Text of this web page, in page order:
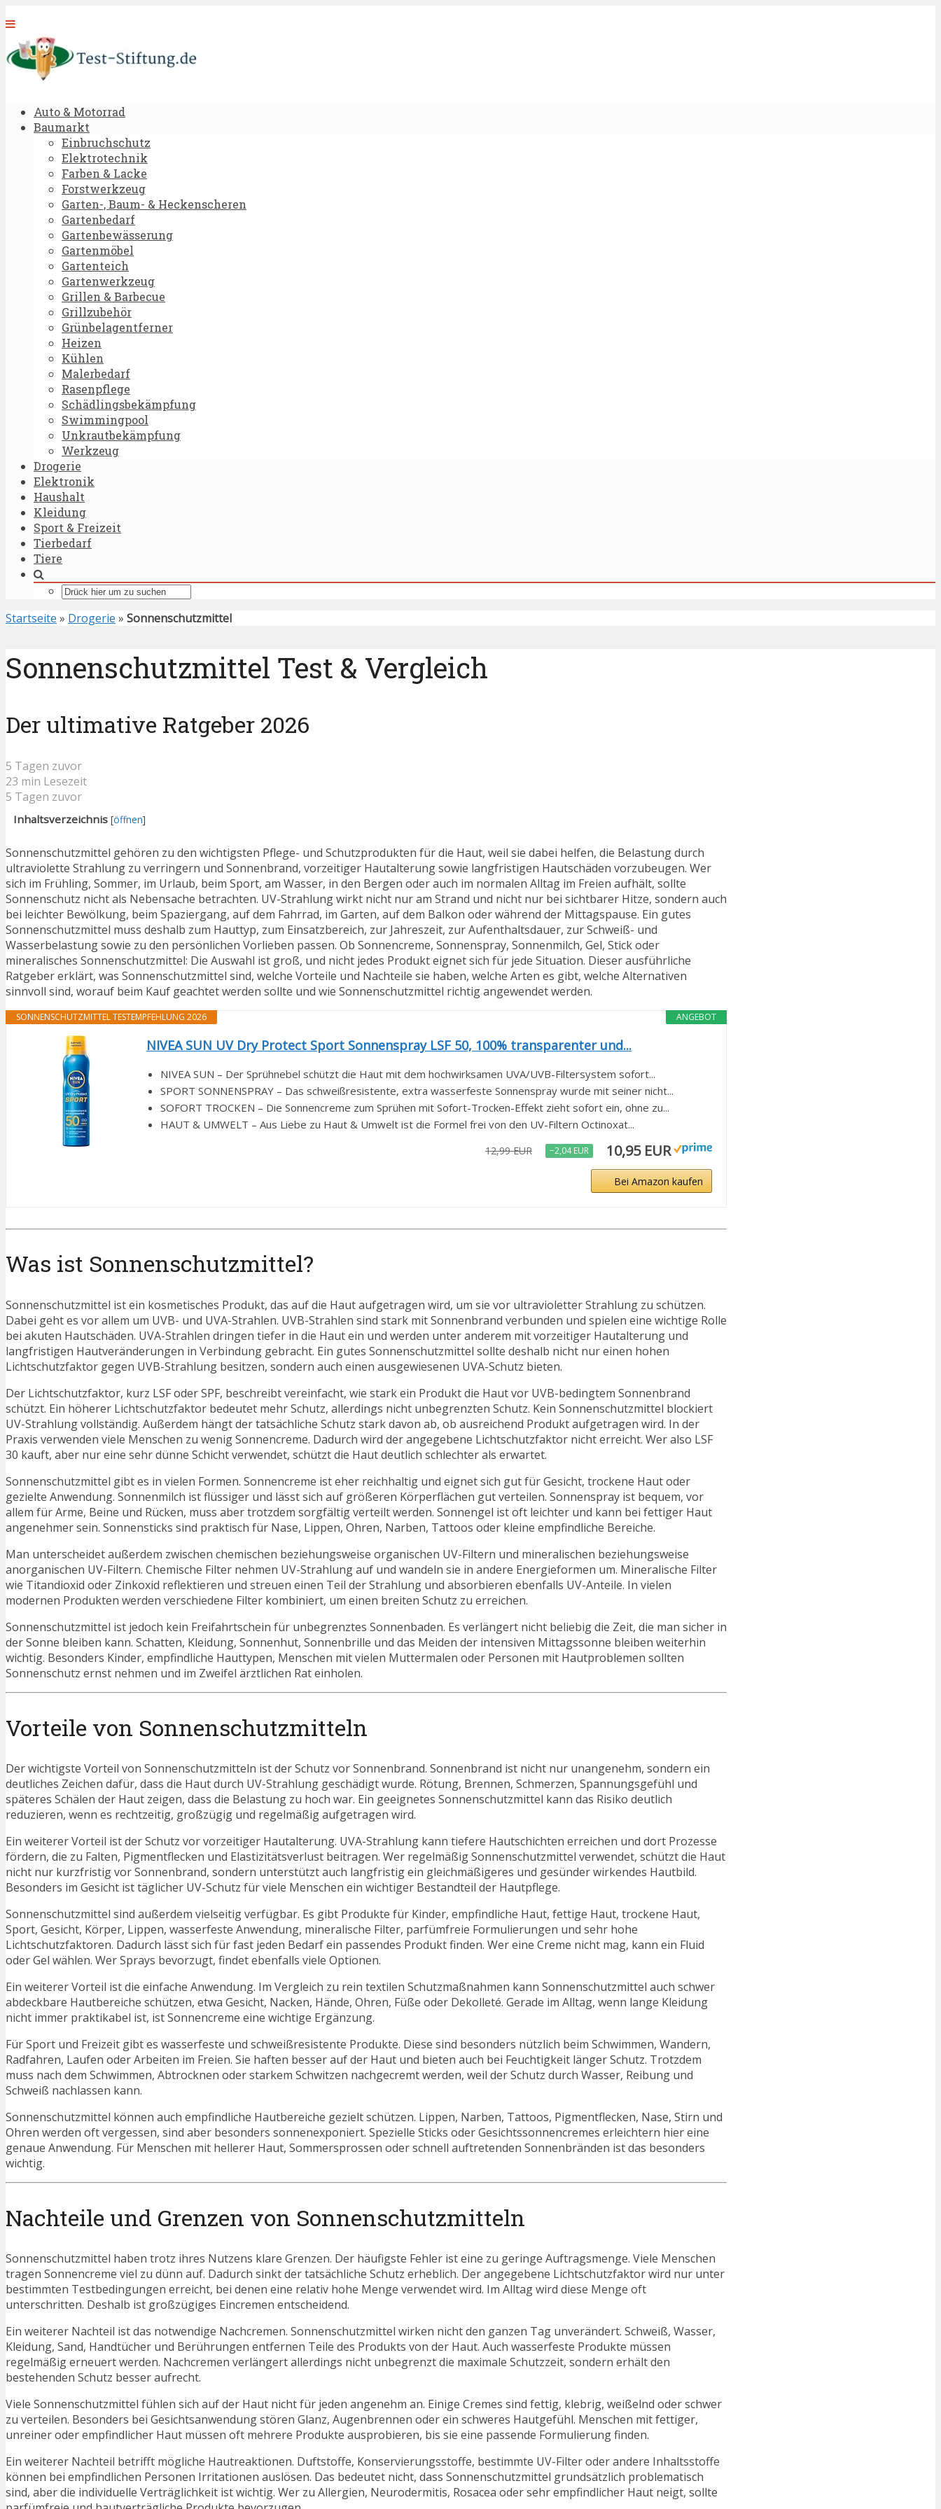
Auto & Motorrad
Baumarkt
Einbruchschutz
Elektrotechnik
Farben & Lacke
Forstwerkzeug
Garten-, Baum- & Heckenscheren
Gartenbedarf
Gartenbewässerung
Gartenmöbel
Gartenteich
Gartenwerkzeug
Grillen & Barbecue
Grillzubehör
Grünbelagentferner
Heizen
Kühlen
Malerbedarf
Rasenpflege
Schädlingsbekämpfung
Swimmingpool
Unkrautbekämpfung
Werkzeug
Drogerie
Elektronik
Haushalt
Kleidung
Sport & Freizeit
Tierbedarf
Tiere
Startseite » Drogerie » Sonnenschutzmittel
Sonnenschutzmittel Test & Vergleich
Der ultimative Ratgeber 2026
5 Tagen zuvor
23 min Lesezeit
5 Tagen zuvor
Inhaltsverzeichnis [öffnen]
Sonnenschutzmittel gehören zu den wichtigsten Pflege- und Schutzprodukten für die Haut, weil sie dabei helfen, die Belastung durch
ultraviolette Strahlung zu verringern und Sonnenbrand, vorzeitiger Hautalterung sowie langfristigen Hautschäden vorzubeugen. Wer
sich im Frühling, Sommer, im Urlaub, beim Sport, am Wasser, in den Bergen oder auch im normalen Alltag im Freien aufhält, sollte
Sonnenschutz nicht als Nebensache betrachten. UV-Strahlung wirkt nicht nur am Strand und nicht nur bei sichtbarer Hitze, sondern auch
bei leichter Bewölkung, beim Spaziergang, auf dem Fahrrad, im Garten, auf dem Balkon oder während der Mittagspause. Ein gutes
Sonnenschutzmittel muss deshalb zum Hauttyp, zum Einsatzbereich, zur Jahreszeit, zur Aufenthaltsdauer, zur Schweiß- und
Wasserbelastung sowie zu den persönlichen Vorlieben passen. Ob Sonnencreme, Sonnenspray, Sonnenmilch, Gel, Stick oder
mineralisches Sonnenschutzmittel: Die Auswahl ist groß, und nicht jedes Produkt eignet sich für jede Situation. Dieser ausführliche
Ratgeber erklärt, was Sonnenschutzmittel sind, welche Vorteile und Nachteile sie haben, welche Arten es gibt, welche Alternativen
sinnvoll sind, worauf beim Kauf geachtet werden sollte und wie Sonnenschutzmittel richtig angewendet werden.
ANGEBOT
SONNENSCHUTZMITTEL TESTEMPFEHLUNG 2026
NIVEA SUN UV Dry Protect Sport Sonnenspray LSF 50, 100% transparenter und...
NIVEA SUN – Der Sprühnebel schützt die Haut mit dem hochwirksamen UVA/UVB-Filtersystem sofort...
SPORT SONNENSPRAY – Das schweißresistente, extra wasserfeste Sonnenspray wurde mit seiner nicht...
SOFORT TROCKEN – Die Sonnencreme zum Sprühen mit Sofort-Trocken-Effekt zieht sofort ein, ohne zu...
HAUT & UMWELT – Aus Liebe zu Haut & Umwelt ist die Formel frei von den UV-Filtern Octinoxat...
12,99 EUR −2,04 EUR 10,95 EUR
Bei Amazon kaufen
Was ist Sonnenschutzmittel?
Sonnenschutzmittel ist ein kosmetisches Produkt, das auf die Haut aufgetragen wird, um sie vor ultravioletter Strahlung zu schützen.
Dabei geht es vor allem um UVB- und UVA-Strahlen. UVB-Strahlen sind stark mit Sonnenbrand verbunden und spielen eine wichtige Rolle
bei akuten Hautschäden. UVA-Strahlen dringen tiefer in die Haut ein und werden unter anderem mit vorzeitiger Hautalterung und
langfristigen Hautveränderungen in Verbindung gebracht. Ein gutes Sonnenschutzmittel sollte deshalb nicht nur einen hohen
Lichtschutzfaktor gegen UVB-Strahlung besitzen, sondern auch einen ausgewiesenen UVA-Schutz bieten.
Der Lichtschutzfaktor, kurz LSF oder SPF, beschreibt vereinfacht, wie stark ein Produkt die Haut vor UVB-bedingtem Sonnenbrand
schützt. Ein höherer Lichtschutzfaktor bedeutet mehr Schutz, allerdings nicht unbegrenzten Schutz. Kein Sonnenschutzmittel blockiert
UV-Strahlung vollständig. Außerdem hängt der tatsächliche Schutz stark davon ab, ob ausreichend Produkt aufgetragen wird. In der
Praxis verwenden viele Menschen zu wenig Sonnencreme. Dadurch wird der angegebene Lichtschutzfaktor nicht erreicht. Wer also LSF
30 kauft, aber nur eine sehr dünne Schicht verwendet, schützt die Haut deutlich schlechter als erwartet.
Sonnenschutzmittel gibt es in vielen Formen. Sonnencreme ist eher reichhaltig und eignet sich gut für Gesicht, trockene Haut oder
gezielte Anwendung. Sonnenmilch ist flüssiger und lässt sich auf größeren Körperflächen gut verteilen. Sonnenspray ist bequem, vor
allem für Arme, Beine und Rücken, muss aber trotzdem sorgfältig verteilt werden. Sonnengel ist oft leichter und kann bei fettiger Haut
angenehmer sein. Sonnensticks sind praktisch für Nase, Lippen, Ohren, Narben, Tattoos oder kleine empfindliche Bereiche.
Man unterscheidet außerdem zwischen chemischen beziehungsweise organischen UV-Filtern und mineralischen beziehungsweise
anorganischen UV-Filtern. Chemische Filter nehmen UV-Strahlung auf und wandeln sie in andere Energieformen um. Mineralische Filter
wie Titandioxid oder Zinkoxid reflektieren und streuen einen Teil der Strahlung und absorbieren ebenfalls UV-Anteile. In vielen
modernen Produkten werden verschiedene Filter kombiniert, um einen breiten Schutz zu erreichen.
Sonnenschutzmittel ist jedoch kein Freifahrtschein für unbegrenztes Sonnenbaden. Es verlängert nicht beliebig die Zeit, die man sicher in
der Sonne bleiben kann. Schatten, Kleidung, Sonnenhut, Sonnenbrille und das Meiden der intensiven Mittagssonne bleiben weiterhin
wichtig. Besonders Kinder, empfindliche Hauttypen, Menschen mit vielen Muttermalen oder Personen mit Hautproblemen sollten
Sonnenschutz ernst nehmen und im Zweifel ärztlichen Rat einholen.
Vorteile von Sonnenschutzmitteln
Der wichtigste Vorteil von Sonnenschutzmitteln ist der Schutz vor Sonnenbrand. Sonnenbrand ist nicht nur unangenehm, sondern ein
deutliches Zeichen dafür, dass die Haut durch UV-Strahlung geschädigt wurde. Rötung, Brennen, Schmerzen, Spannungsgefühl und
späteres Schälen der Haut zeigen, dass die Belastung zu hoch war. Ein geeignetes Sonnenschutzmittel kann das Risiko deutlich
reduzieren, wenn es rechtzeitig, großzügig und regelmäßig aufgetragen wird.
Ein weiterer Vorteil ist der Schutz vor vorzeitiger Hautalterung. UVA-Strahlung kann tiefere Hautschichten erreichen und dort Prozesse
fördern, die zu Falten, Pigmentflecken und Elastizitätsverlust beitragen. Wer regelmäßig Sonnenschutzmittel verwendet, schützt die Haut
nicht nur kurzfristig vor Sonnenbrand, sondern unterstützt auch langfristig ein gleichmäßigeres und gesünder wirkendes Hautbild.
Besonders im Gesicht ist täglicher UV-Schutz für viele Menschen ein wichtiger Bestandteil der Hautpflege.
Sonnenschutzmittel sind außerdem vielseitig verfügbar. Es gibt Produkte für Kinder, empfindliche Haut, fettige Haut, trockene Haut,
Sport, Gesicht, Körper, Lippen, wasserfeste Anwendung, mineralische Filter, parfümfreie Formulierungen und sehr hohe
Lichtschutzfaktoren. Dadurch lässt sich für fast jeden Bedarf ein passendes Produkt finden. Wer eine Creme nicht mag, kann ein Fluid
oder Gel wählen. Wer Sprays bevorzugt, findet ebenfalls viele Optionen.
Ein weiterer Vorteil ist die einfache Anwendung. Im Vergleich zu rein textilen Schutzmaßnahmen kann Sonnenschutzmittel auch schwer
abdeckbare Hautbereiche schützen, etwa Gesicht, Nacken, Hände, Ohren, Füße oder Dekolleté. Gerade im Alltag, wenn lange Kleidung
nicht immer praktikabel ist, ist Sonnencreme eine wichtige Ergänzung.
Für Sport und Freizeit gibt es wasserfeste und schweißresistente Produkte. Diese sind besonders nützlich beim Schwimmen, Wandern,
Radfahren, Laufen oder Arbeiten im Freien. Sie haften besser auf der Haut und bieten auch bei Feuchtigkeit länger Schutz. Trotzdem
muss nach dem Schwimmen, Abtrocknen oder starkem Schwitzen nachgecremt werden, weil der Schutz durch Wasser, Reibung und
Schweiß nachlassen kann.
Sonnenschutzmittel können auch empfindliche Hautbereiche gezielt schützen. Lippen, Narben, Tattoos, Pigmentflecken, Nase, Stirn und
Ohren werden oft vergessen, sind aber besonders sonnenexponiert. Spezielle Sticks oder Gesichtssonnencremes erleichtern hier eine
genaue Anwendung. Für Menschen mit hellerer Haut, Sommersprossen oder schnell auftretenden Sonnenbränden ist das besonders
wichtig.
Nachteile und Grenzen von Sonnenschutzmitteln
Sonnenschutzmittel haben trotz ihres Nutzens klare Grenzen. Der häufigste Fehler ist eine zu geringe Auftragsmenge. Viele Menschen
tragen Sonnencreme viel zu dünn auf. Dadurch sinkt der tatsächliche Schutz erheblich. Der angegebene Lichtschutzfaktor wird nur unter
bestimmten Testbedingungen erreicht, bei denen eine relativ hohe Menge verwendet wird. Im Alltag wird diese Menge oft
unterschritten. Deshalb ist großzügiges Eincremen entscheidend.
Ein weiterer Nachteil ist das notwendige Nachcremen. Sonnenschutzmittel wirken nicht den ganzen Tag unverändert. Schweiß, Wasser,
Kleidung, Sand, Handtücher und Berührungen entfernen Teile des Produkts von der Haut. Auch wasserfeste Produkte müssen
regelmäßig erneuert werden. Nachcremen verlängert allerdings nicht unbegrenzt die maximale Schutzzeit, sondern erhält den
bestehenden Schutz besser aufrecht.
Viele Sonnenschutzmittel fühlen sich auf der Haut nicht für jeden angenehm an. Einige Cremes sind fettig, klebrig, weißelnd oder schwer
zu verteilen. Besonders bei Gesichtsanwendung stören Glanz, Augenbrennen oder ein schweres Hautgefühl. Menschen mit fettiger,
unreiner oder empfindlicher Haut müssen oft mehrere Produkte ausprobieren, bis sie eine passende Formulierung finden.
Ein weiterer Nachteil betrifft mögliche Hautreaktionen. Duftstoffe, Konservierungsstoffe, bestimmte UV-Filter oder andere Inhaltsstoffe
können bei empfindlichen Personen Irritationen auslösen. Das bedeutet nicht, dass Sonnenschutzmittel grundsätzlich problematisch
sind, aber die individuelle Verträglichkeit ist wichtig. Wer zu Allergien, Neurodermitis, Rosacea oder sehr empfindlicher Haut neigt, sollte